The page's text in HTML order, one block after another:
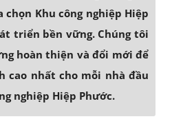
Khu công nghiệp Hiệp
triển bền vững. Chúng tôi
hoàn thiện và đổi mới để
cao nhất cho mỗi nhà đầu
nghiệp Hiệp Phước.